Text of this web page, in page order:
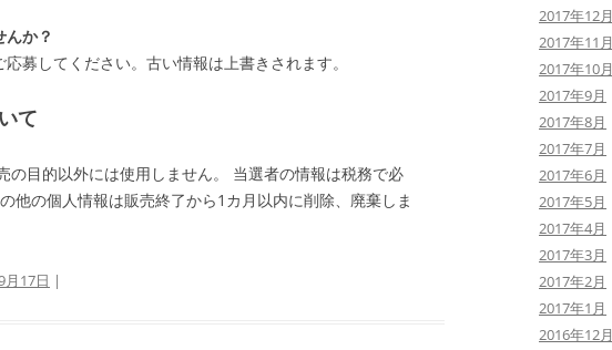
んか？
募してください。古い情報は上書きされます。
て
の目的以外には使用しません。 当選者の情報は税務で必
他の個人情報は販売終了から1カ月以内に削除、廃棄しま
月17日 |
2017年12月
2017年11月
2017年10月
2017年9月
2017年8月
2017年7月
2017年6月
2017年5月
2017年4月
2017年3月
2017年2月
2017年1月
2016年12月